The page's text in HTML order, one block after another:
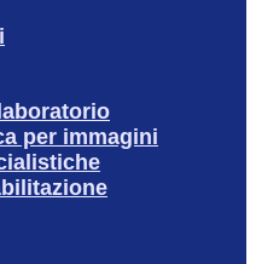
per immagini